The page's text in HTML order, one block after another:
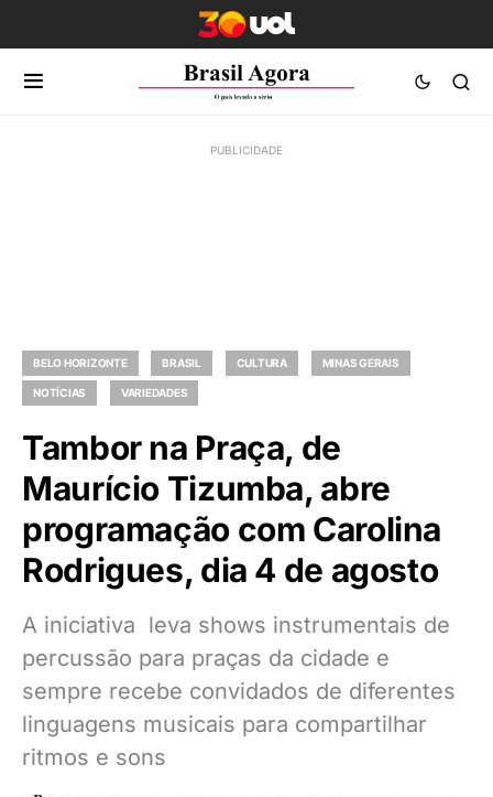
BELO HORIZONTE BRASIL CULTURA MINAS GERAIS
NOTÍCIAS VARIEDADES
Tambor na Praça, de
Maurício Tizumba, abre
programação com Carolina
Rodrigues, dia 4 de agosto
A iniciativa leva shows instrumentais de
percussão para praças da cidade e
sempre recebe convidados de diferentes
linguagens musicais para compartilhar
ritmos e sons